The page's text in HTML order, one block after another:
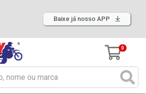
Baixe já nosso APP
0